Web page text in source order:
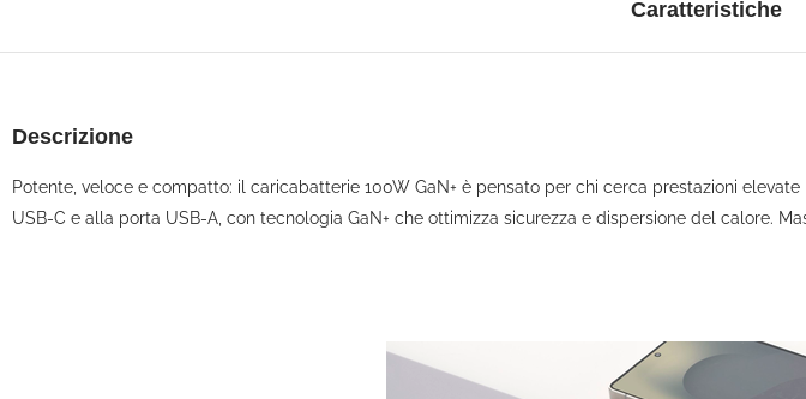
Caratteristiche
Descrizione
Potente, veloce e compatto: il caricabatterie 100W GaN+ è pensato per chi cerca prestazioni
USB-C e alla porta USB-A, con tecnologia GaN+ che ottimizza sicurezza e dispersione del calore.